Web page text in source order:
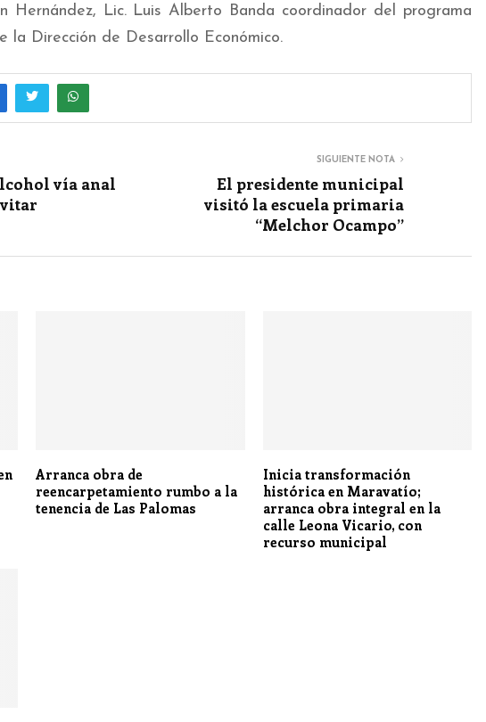
Hernández, Lic. Luis Alberto Banda coordinador del programa
la Dirección de Desarrollo Económico.
vía anal
SIGUIENTE NOTA
El presidente municipal
visitó la escuela primaria
“Melchor Ocampo”
Arranca obra de
reencarpetamiento rumbo a la
tenencia de Las Palomas
Inicia transformación
histórica en Maravatío;
arranca obra integral en la
calle Leona Vicario, con
recurso municipal